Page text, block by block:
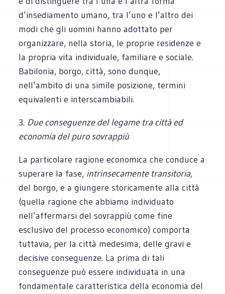
d’insediamento umano, tra l’uno e l’altro dei
modi che gli uomini hanno adottato per
organizzare, nella storia, le proprie residenze e
la propria vita individuale, familiare e sociale.
Babilonia, borgo, città, sono dunque,
nell’ambito di una simile posizione, termini
equivalenti e interscambiabili.
3. Due conseguenze del legame tra città ed
economia del puro sovrappiù
La particolare ragione economica che conduce a
superare la fase, intrinsecamente transitoria,
del borgo, e a giungere storicamente alla città
(quella ragione che abbiamo individuato
nell’affermarsi del sovrappiù come fine
esclusivo del processo economico) comporta
tuttavia, per la città medesima, delle gravi e
decisive conseguenze. La prima di tali
conseguenze può essere individuata in una
fondamentale caratteristica della economia del